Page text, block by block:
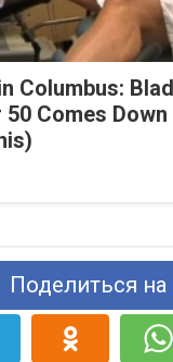
Columbus:
Comes
Поделиться